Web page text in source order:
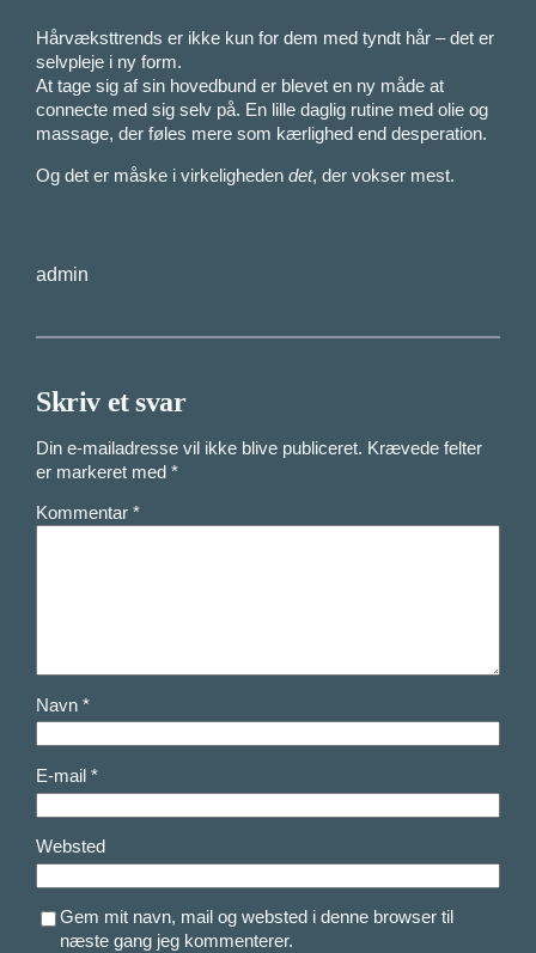
Hårvæksttrends er ikke kun for dem med tyndt hår – det er
selvpleje i ny form.
At tage sig af sin hovedbund er blevet en ny måde at
connecte med sig selv på. En lille daglig rutine med olie og
massage, der føles mere som kærlighed end desperation.
Og det er måske i virkelighedendet, der vokser mest.
admin
Skriv et svar
Din e-mailadresse vil ikke blive publiceret. Krævede felter
er markeret med*
Kommentar*
Navn*
E-mail*
Websted
Gem mit navn, mail og websted i denne browser til
næste gang jeg kommenterer.